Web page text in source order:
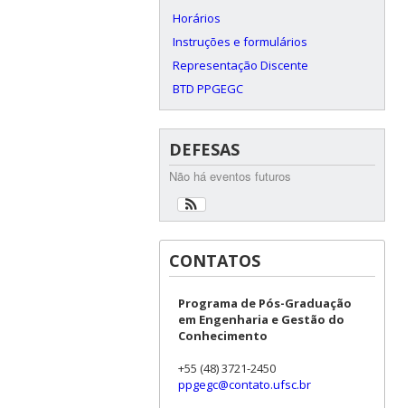
Horários
Instruções e formulários
Representação Discente
BTD PPGEGC
DEFESAS
Não há eventos futuros
CONTATOS
Programa de Pós-Graduação
em Engenharia e Gestão do
Conhecimento
+55 (48) 3721-2450
ppgegc@contato.ufsc.br